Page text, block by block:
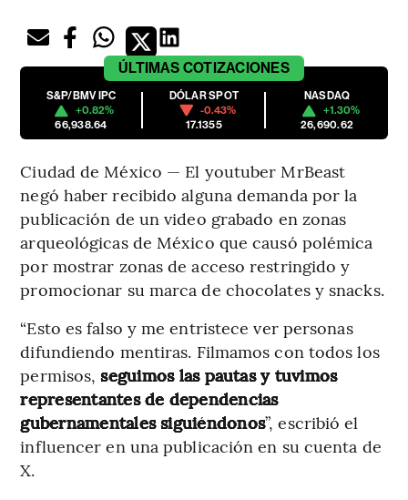
ÚLTIMAS COTIZACIONES
S&P/BMV IPC
+0.82%
66,938.64
DÓLAR SPOT
-0.43%
17.1355
NASDAQ
+1.30%
26,690.62
Ciudad de México — El youtuber MrBeast
negó haber recibido alguna demanda por la
publicación de un video grabado en zonas
arqueológicas de México que causó polémica
por mostrar zonas de acceso restringido y
promocionar su marca de chocolates y snacks.
“Esto es falso y me entristece ver personas
difundiendo mentiras. Filmamos con todos los
permisos,seguimos las pautas y tuvimos
representantes de dependencias
gubernamentales siguiéndonos”, escribió el
influencer en una publicación en su cuenta de
X.